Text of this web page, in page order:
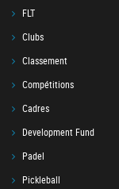
FLT
Clubs
Classement
Compétitions
Cadres
Development Fund
Padel
Pickleball